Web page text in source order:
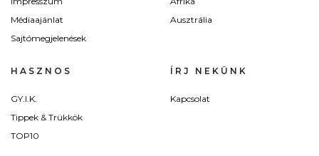
Médiaajánlat
Sajtómegjelenések
Ausztrália
HASZNOS
GY.I.K.
Tippek & Trükkök
TOP10
ÍRJ NEKÜNK
Kapcsolat